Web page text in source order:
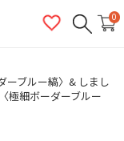
0
ブルー縞〉& しまし
極細ボーダーブルー